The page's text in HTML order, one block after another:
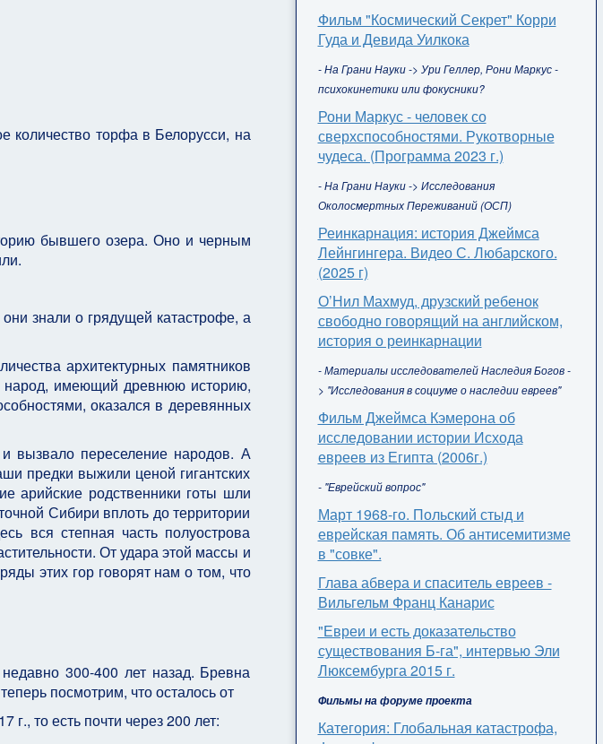
количество торфа в Белорусси, на
бывшего озера. Оно и черным
знали о грядущей катастрофе, а
архитектурных памятников
народ, имеющий древнюю историю,
оказался в деревянных
вызвало переселение народов. А
предки выжили ценой гигантских
арийские родственники готы шли
Сибири вплоть до территории
вся степная часть полуострова
От удара этой массы и
этих гор говорят нам о том, что
300-400 лет назад. Бревна
посмотрим, что осталось от
г., то есть почти через 200 лет:
Фильм "Космический Секрет" Корри
Гуда и Девида Уилкока
- На Грани Науки -> Ури Геллер, Рони Маркус -
психокинетики или фокусники?
Рони Маркус - человек со
сверхспособностями. Рукотворные
чудеса. (Программа 2023 г.)
- На Грани Науки -> Исследования
Околосмертных Переживаний (ОСП)
Реинкарнация: история Джеймса
Лейнгингера. Видео С. Любарского.
(2025 г)
О’Нил Махмуд, друзский ребенок
свободно говорящий на английском,
история о реинкарнации
- Материалы исследователей Наследия Богов -
> "Исследования в социуме о наследии евреев"
Фильм Джеймса Кэмерона об
исследовании истории Исхода
евреев из Египта (2006г.)
- "Еврейский вопрос"
Март 1968-го. Польский стыд и
еврейская память. Об антисемитизме
в "совке".
Глава абвера и спаситель евреев -
Вильгельм Франц Канарис
"Евреи и есть доказательство
существования Б-га", интервью Эли
Люксембурга 2015 г.
Фильмы на форуме проекта
Категория: Глобальная катастрофа,